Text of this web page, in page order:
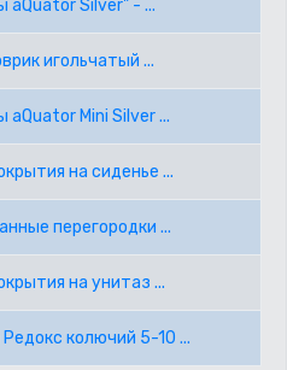
aQuator Silver" - ...
игольчатый ...
aQuator Mini Silver ...
на сиденье ...
перегородки ...
на унитаз ...
колючий 5-10 ...